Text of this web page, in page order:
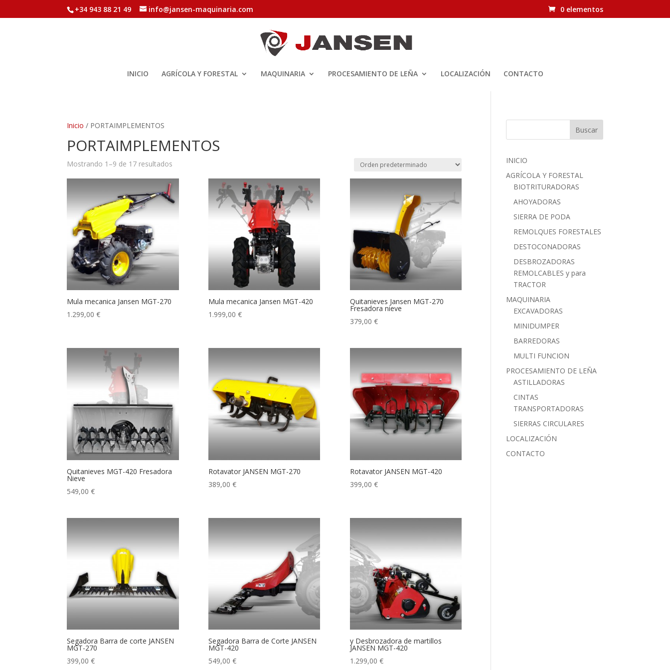
+34 943 88 21 49 info@jansen-maquinaria.com 0 elementos
INICIO AGRÍCOLA Y FORESTAL MAQUINARIA PROCESAMIENTO DE LEÑA LOCALIZACIÓN CONTACTO
Inicio / PORTAIMPLEMENTOS
PORTAIMPLEMENTOS
Mostrando 1–9 de 17 resultados
Mula mecanica Jansen MGT-270
1.299,00€
Mula mecanica Jansen MGT-420
1.999,00 €
Quitanieves Jansen MGT-270
Fresadora nieve
379,00 €
Quitanieves MGT-420 Fresadora
Nieve
549,00€
Rotavator JANSEN MGT-270
389,00 €
Rotavator JANSEN MGT-420
399,00 €
Segadora Barra de corte JANSEN
MGT-270
399,00€
Segadora Barra de Corte JANSEN
MGT-420
549,00 €
y Desbrozadora de martillos
JANSEN MGT-420
1.299,00 €
Buscar
INICIO
AGRÍCOLA Y FORESTAL
BIOTRITURADORAS
AHOYADORAS
SIERRA DE PODA
REMOLQUES FORESTALES
DESTOCONADORAS
DESBROZADORAS
REMOLCABLES y para
TRACTOR
MAQUINARIA
EXCAVADORAS
MINIDUMPER
BARREDORAS
MULTI FUNCION
PROCESAMIENTO DE LEÑA
ASTILLADORAS
CINTAS
TRANSPORTADORAS
SIERRAS CIRCULARES
LOCALIZACIÓN
CONTACTO